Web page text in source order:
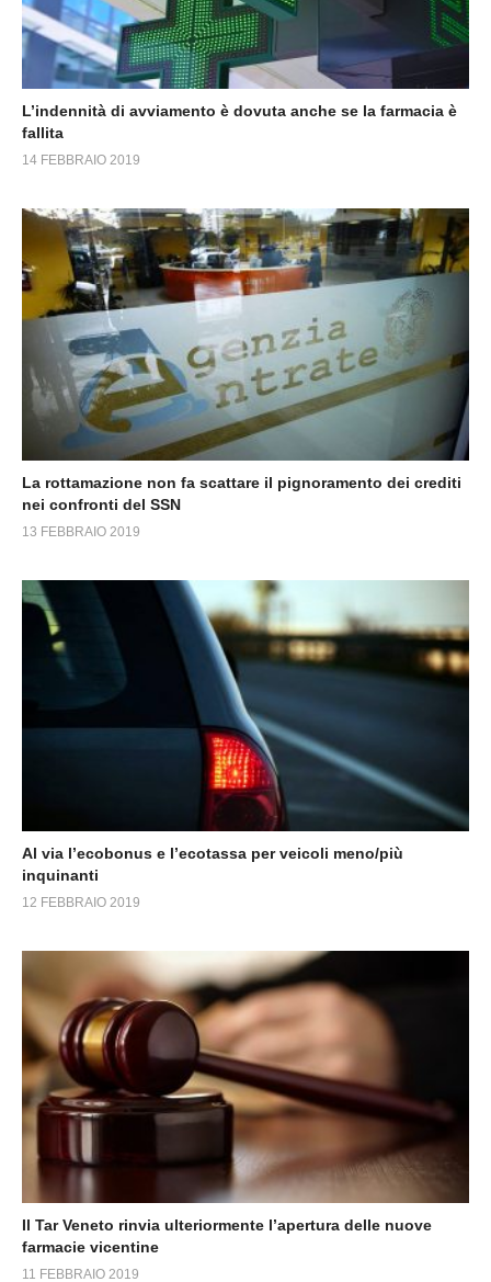
L’indennità di avviamento è dovuta anche se la farmacia è
fallita
14 FEBBRAIO 2019
La rottamazione non fa scattare il pignoramento dei crediti
nei confronti del SSN
13 FEBBRAIO 2019
Al via l’ecobonus e l’ecotassa per veicoli meno/più
inquinanti
12 FEBBRAIO 2019
Il Tar Veneto rinvia ulteriormente l’apertura delle nuove
farmacie vicentine
11 FEBBRAIO 2019